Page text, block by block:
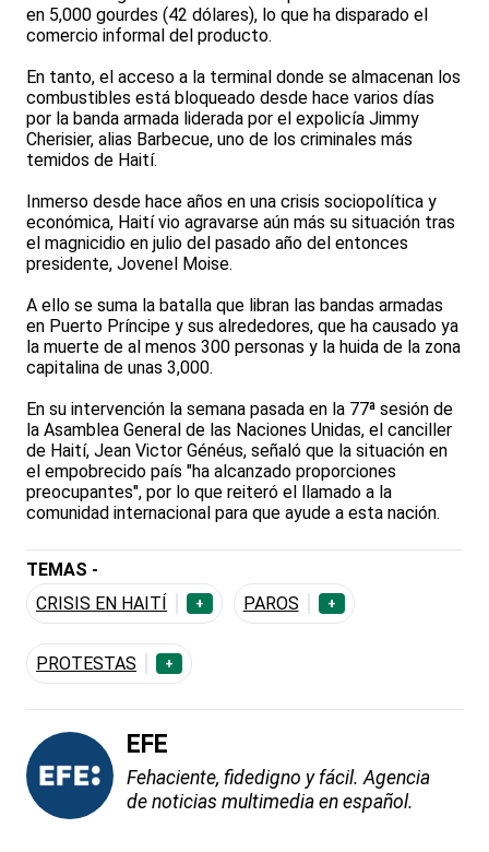
en 5,000 gourdes (42 dólares), lo que ha disparado el
comercio informal del producto.
En tanto, el acceso a la terminal donde se almacenan los
combustibles está bloqueado desde hace varios días
por la banda armada liderada por el expolicía Jimmy
Cherisier, alias Barbecue, uno de los criminales más
temidos de Haití.
Inmerso desde hace años en una crisis sociopolítica y
económica, Haití vio agravarse aún más su situación tras
el magnicidio en julio del pasado año del entonces
presidente, Jovenel Moise.
A ello se suma la batalla que libran las bandas armadas
en Puerto Príncipe y sus alrededores, que ha causado ya
la muerte de al menos 300 personas y la huida de la zona
capitalina de unas 3,000.
En su intervención la semana pasada en la 77ª sesión de
la Asamblea General de las Naciones Unidas, el canciller
de Haití, Jean Victor Généus, señaló que la situación en
el empobrecido país "ha alcanzado proporciones
preocupantes", por lo que reiteró el llamado a la
comunidad internacional para que ayude a esta nación.
TEMAS -
CRISIS EN HAITÍ
+ PAROS +
PROTESTAS +
EFE
Fehaciente, fidedigno y fácil. Agencia
de noticias multimedia en español.